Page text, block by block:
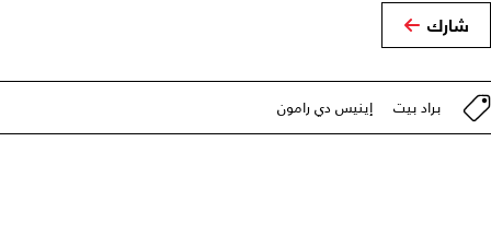
شارك
براد بيت إينيس دي رامون